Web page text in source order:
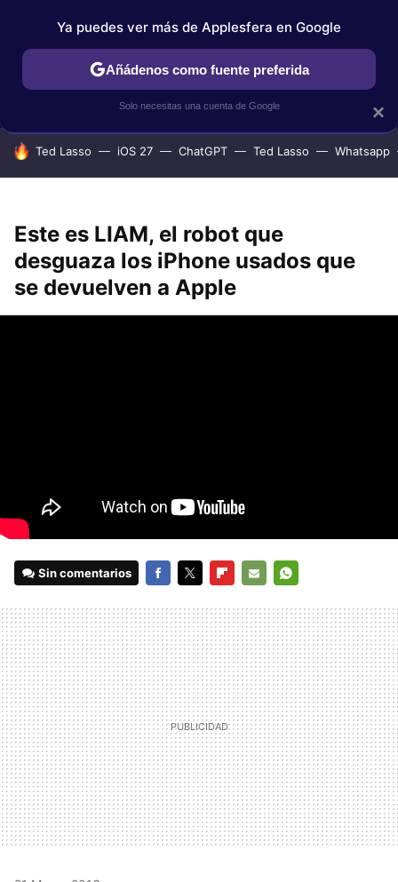
IPHONE TUTORIALES APPLESFERA SELECCIÓN
HOY SE HABLA DE
Ted Lasso iOS 27 ChatGPT Ted Lasso Whatsapp
Este es LIAM, el robot que
desguaza los iPhone usados que
se devuelven a Apple
Sin comentarios
MAIL
×
Ya puedes ver más de Applesfera en Google
Añádenos como fuente preferida
Solo necesitas una cuenta de Google